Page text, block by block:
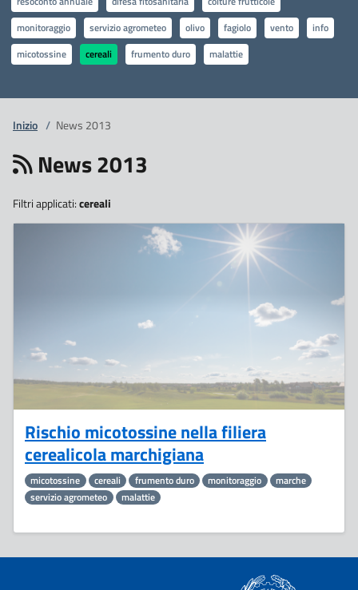
monitoraggio
servizio agrometeo olivo fagiolo vento
info
micotossine
cereali frumento duro malattie
Inizio / News 2013
News 2013
Filtri applicati:cereali
Rischio micotossine nella filiera
cerealicola marchigiana
micotossine cereali frumento duro monitoraggio
marche
servizio agrometeo
malattie